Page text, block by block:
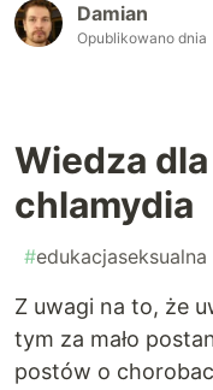
Damian
Opublikowano dnia
Wiedza
chlamydia
#edukacjaseksualna
Z uwagi na to, że
tym za mało
postów o